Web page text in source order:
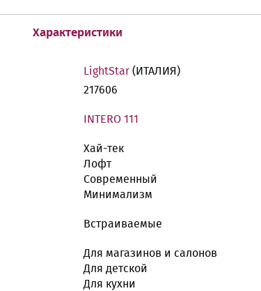
Характеристики
LightStar(ИТАЛИЯ)
217606
INTERO 111
Хай-тек
Лофт
Современный
Минимализм
Встраиваемые
Для магазинов и салонов
Для детской
Для кухни